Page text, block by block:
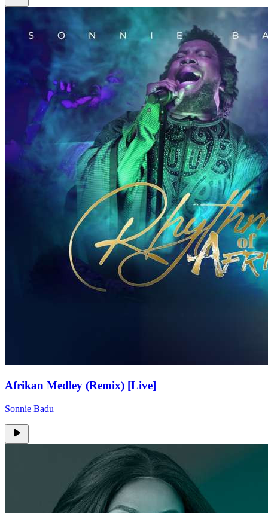
Afrikan Medley (Remix) [Live]
Sonnie Badu